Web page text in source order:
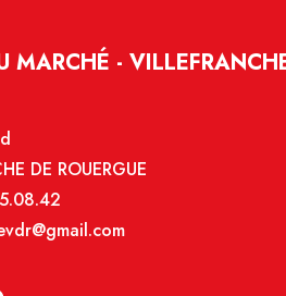
MARCHÉ -
DE ROUERGUE